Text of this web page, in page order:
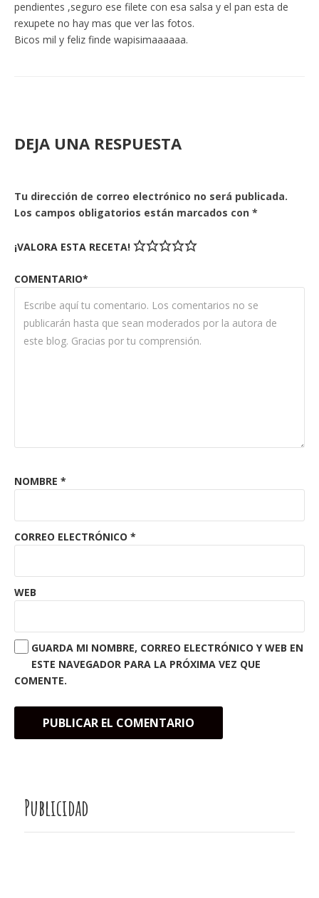
pendientes ,seguro ese filete con esa salsa y el pan esta de
rexupete no hay mas que ver las fotos.
Bicos mil y feliz finde wapisimaaaaaa.
DEJA UNA RESPUESTA
Tu dirección de correo electrónico no será publicada.
Los campos obligatorios están marcados con *
¡VALORA ESTA RECETA!
COMENTARIO*
NOMBRE *
CORREO ELECTRÓNICO *
WEB
GUARDA MI NOMBRE, CORREO ELECTRÓNICO Y WEB EN
ESTE NAVEGADOR PARA LA PRÓXIMA VEZ QUE
COMENTE.
Publicidad